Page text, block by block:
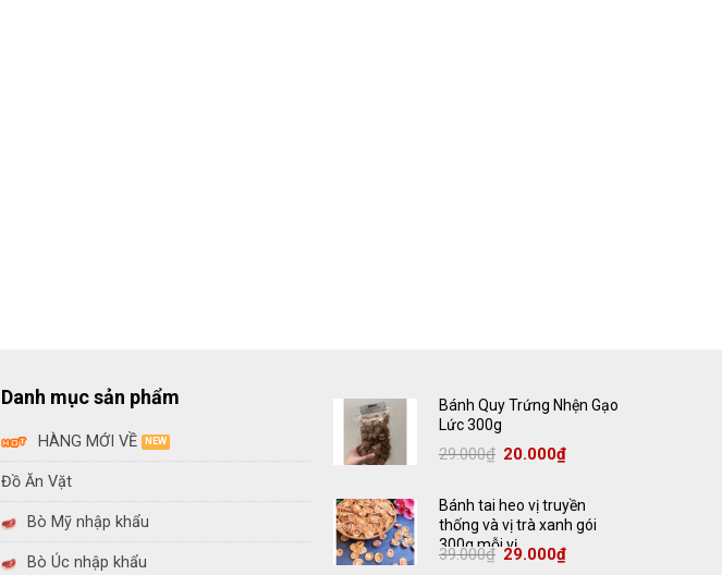
Danh mục sản phẩm
HÀNG MỚI VỀ
Đồ Ăn Vặt
Bò Mỹ nhập khẩu
Bò Úc nhập khẩu
Bánh Quy Trứng Nhện Gạo
Lức 300g
29.000₫ Giá
gốc
20.000₫Giá
20.000₫.
Bánh tai heo vị truyền
thống và vị trà xanh gói
300g mỗi vị
39.000₫ Giá
gốc
29.000₫Giá